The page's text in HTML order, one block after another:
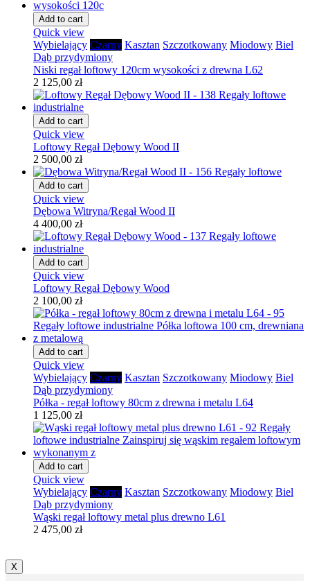
Add to cart
Quick view
Wybielający Czarny Kasztan Szczotkowany Miodowy Biel
Dąb przydymiony
Niski regał loftowy 120cm wysokości z drewna L62
2 125,00 zł
Add to cart
Quick view
Loftowy Regał Dębowy Wood II
2 500,00 zł
Add to cart
Quick view
Dębowa Witryna/Regał Wood II
4 400,00 zł
Add to cart
Quick view
Loftowy Regał Dębowy Wood
2 100,00 zł
Add to cart
Quick view
Wybielający Czarny Kasztan Szczotkowany Miodowy Biel
Dąb przydymiony
Półka - regał loftowy 80cm z drewna i metalu L64
1 125,00 zł
Add to cart
Quick view
Wybielający Czarny Kasztan Szczotkowany Miodowy Biel
Dąb przydymiony
Wąski regał loftowy metal plus drewno L61
2 475,00 zł
X